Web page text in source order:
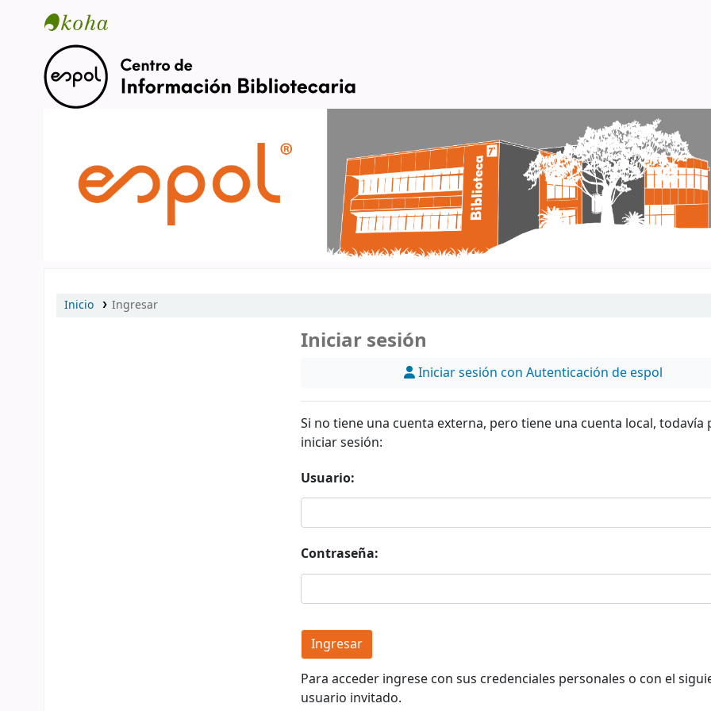
Catálogo en línea
Inicio Ingresar
Iniciar sesión
Iniciar sesión con Autenticación de espol
Si no tiene una cuenta externa, pero tiene una cuenta local, todavía
iniciar sesión:
Usuario:
Contraseña:
Para acceder ingrese con sus credenciales personales o con el
usuario invitado.